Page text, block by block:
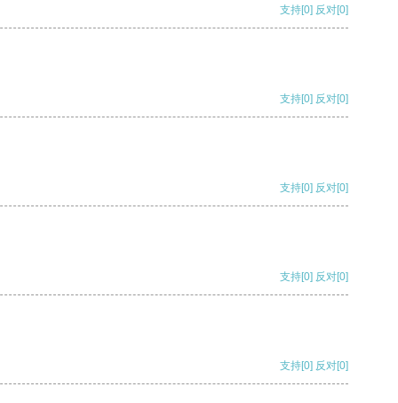
支持[0] 反对[0]
支持[0] 反对[0]
支持[0] 反对[0]
支持[0] 反对[0]
支持[0] 反对[0]